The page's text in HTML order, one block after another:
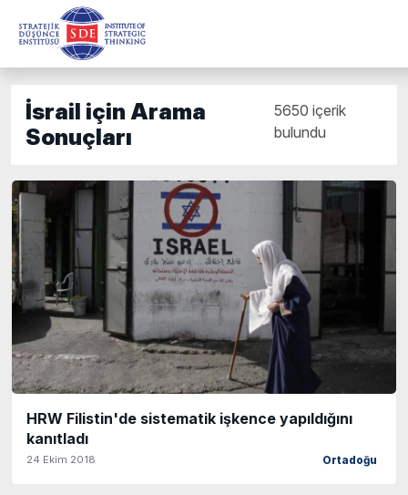
İsrail için Arama
Sonuçları
5650 içerik
bulundu
HRW Filistin'de sistematik işkence yapıldığını
kanıtladı
24 Ekim 2018 Ortadoğu